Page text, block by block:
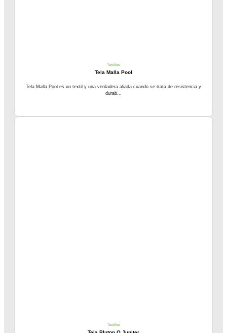
Textiles
Tela Malla Pool
Tela Malla Pool es un textil y una verdadera aliada cuando se trata de resistencia y
durab...
Textiles